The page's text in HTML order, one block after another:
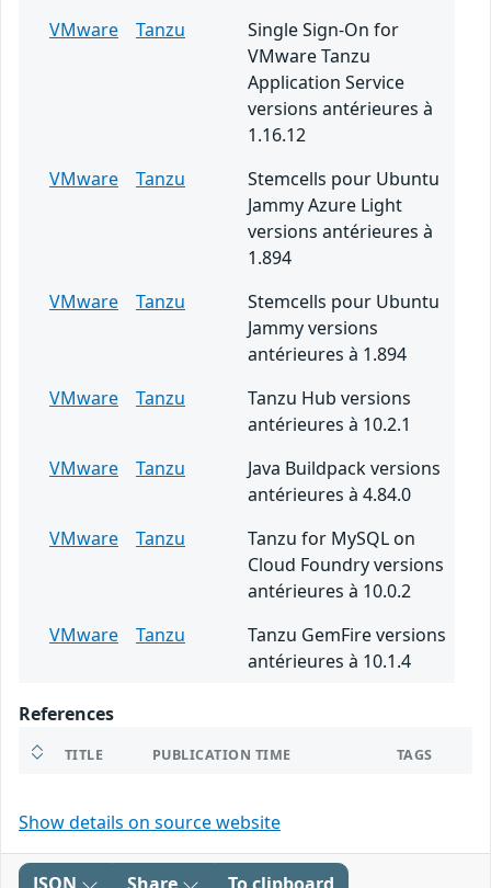
VMware
Tanzu
Single Sign-On for
VMware Tanzu
Application Service
versions antérieures à
1.16.12
VMware
Tanzu
Stemcells pour Ubuntu
Jammy Azure Light
versions antérieures à
1.894
VMware
Tanzu
Stemcells pour Ubuntu
Jammy versions
antérieures à 1.894
VMware
Tanzu
Tanzu Hub versions
antérieures à 10.2.1
VMware
Tanzu
Java Buildpack versions
antérieures à 4.84.0
VMware
Tanzu
Tanzu for MySQL on
Cloud Foundry versions
antérieures à 10.0.2
VMware
Tanzu
Tanzu GemFire versions
antérieures à 10.1.4
References
TITLE PUBLICATION TIME TAGS
Show details on source website